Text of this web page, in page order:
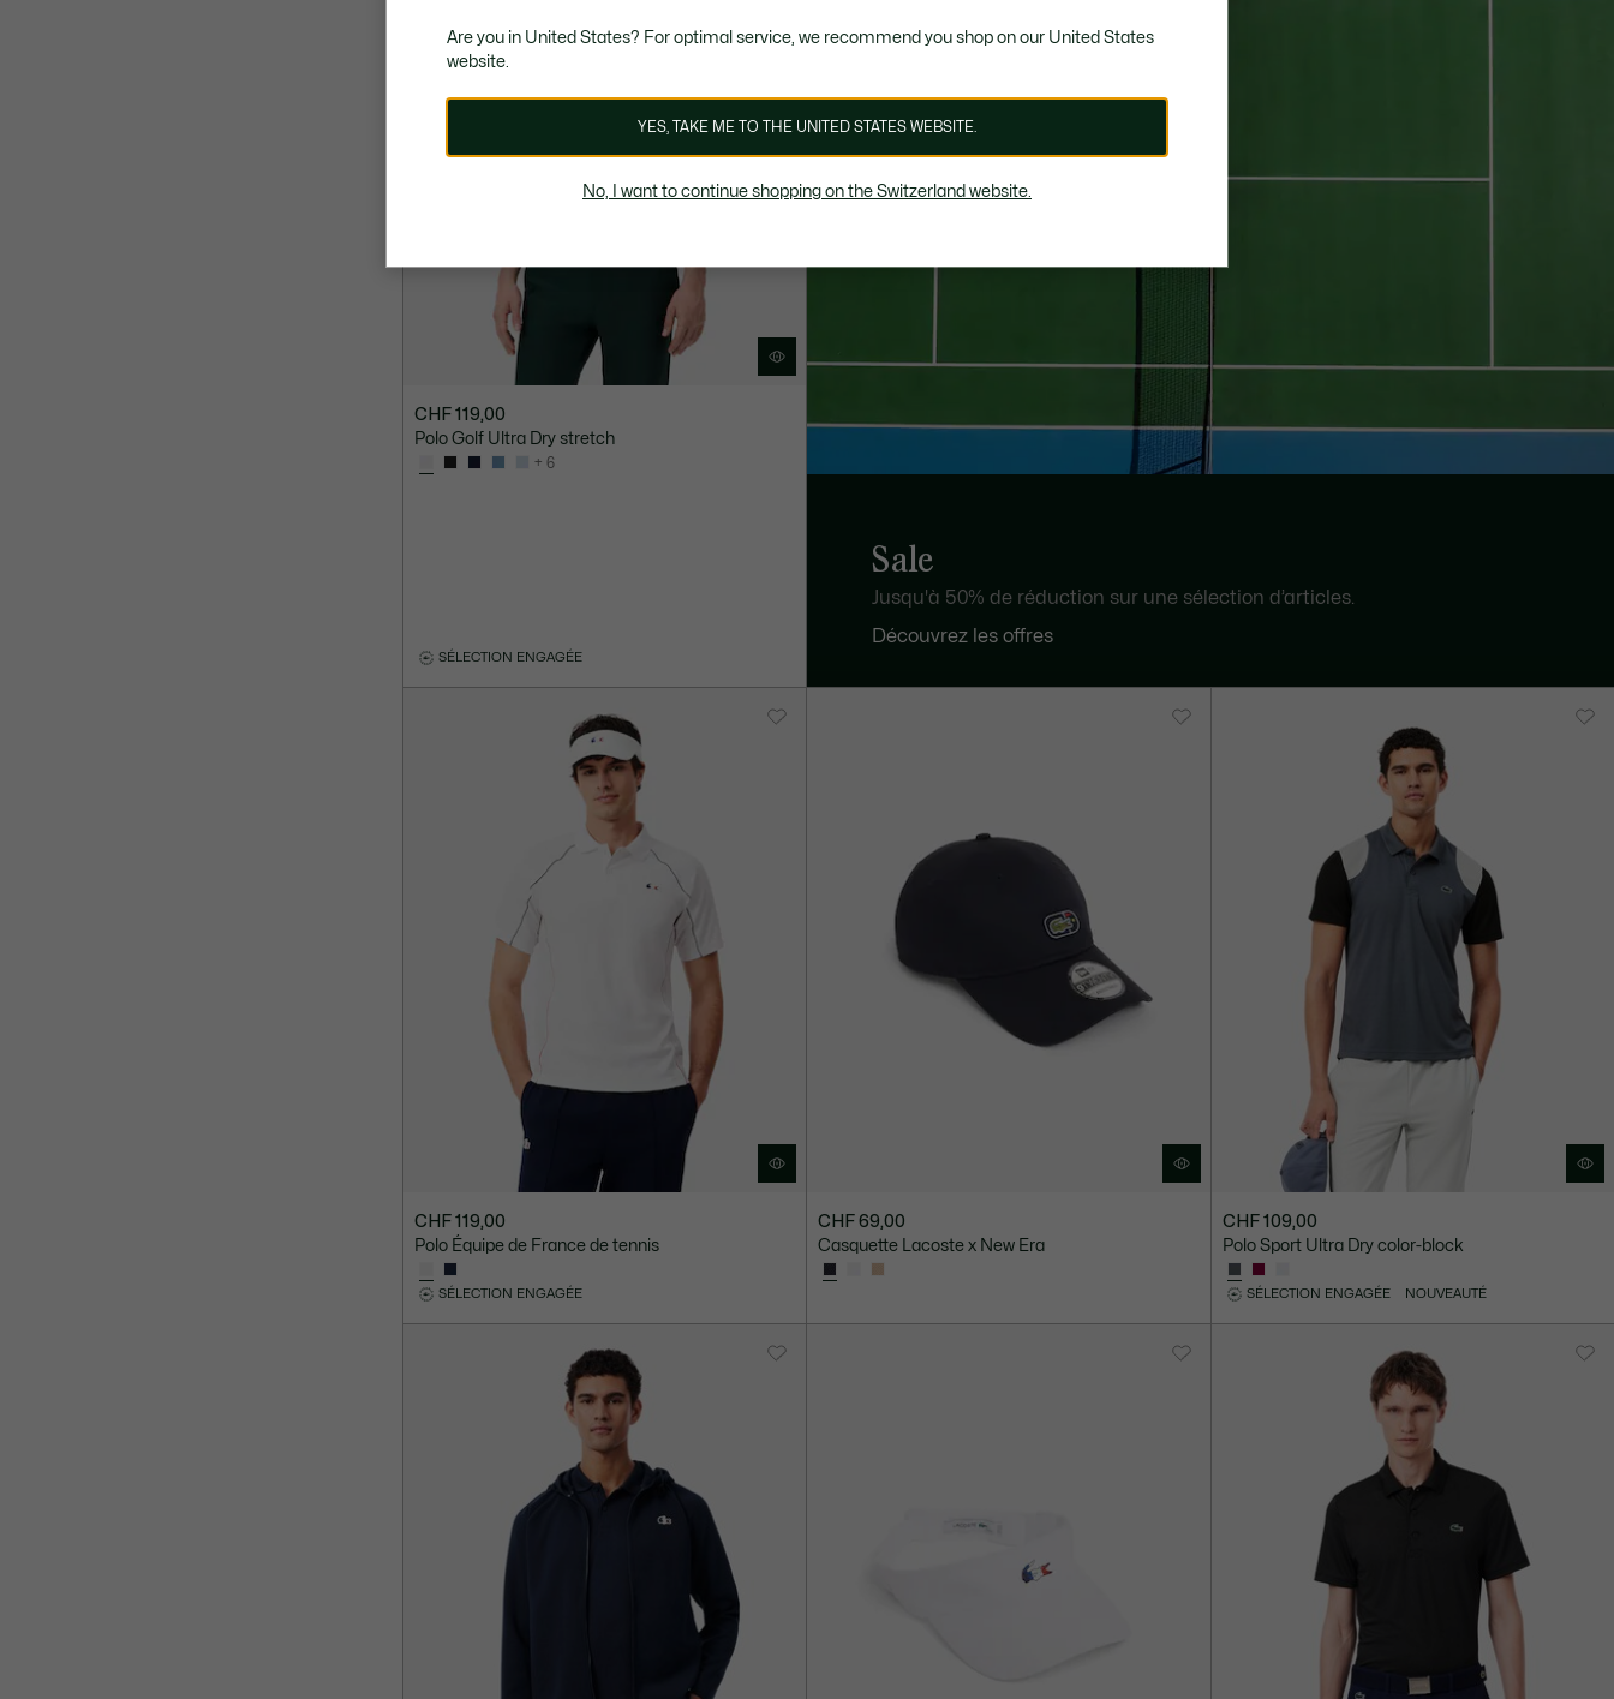
CHF 119,00
Polo Golf Ultra Dry stretch
+ 6
SÉLECTION ENGAGÉE
Sale
Jusqu'à 50% de réduction sur une sélection d’articles.
Découvrez les offres
CHF 119,00
Polo Équipe de France de tennis
SÉLECTION ENGAGÉE
CHF 69,00
Casquette Lacoste x New Era
CHF 109,00
Polo Sport Ultra Dry color-block
SÉLECTION ENGAGÉE NOUVEAUTÉ
Are you in United States? For optimal service, we recommend you shop on our United States
website.
YES, TAKE ME TO THE UNITED STATES WEBSITE.
No, I want to continue shopping on the Switzerland website.